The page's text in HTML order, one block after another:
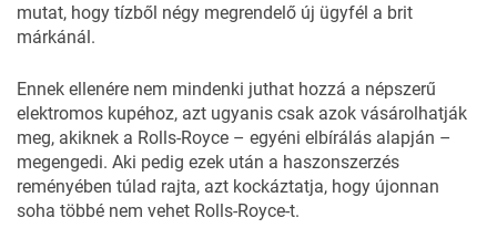
mutat, hogy tízből négy megrendelő új ügyfél a brit
márkánál.
Ennek ellenére nem mindenki juthat hozzá a népszerű
elektromos kupéhoz, azt ugyanis csak azok vásárolhatják
meg, akiknek a Rolls-Royce – egyéni elbírálás alapján –
megengedi. Aki pedig ezek után a haszonszerzés
reményében túlad rajta, azt kockáztatja, hogy újonnan
soha többé nem vehet Rolls-Royce-t.